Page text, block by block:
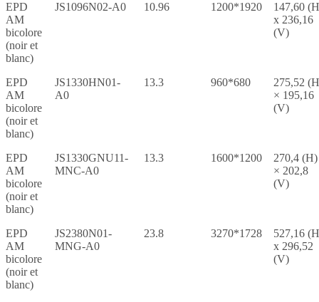
EPD
AM
bicolore
(noir et
blanc)
JS1096N02-A0 10.96 1200*1920
147,60
x 236,16
(V)
EPD
AM
bicolore
(noir et
blanc)
JS1330HN01-
A0
13.3 960*680
275,52
× 195,16
(V)
EPD
AM
bicolore
(noir et
blanc)
JS1330GNU11-
MNC-A0
13.3 1600*1200
270,4 (H)
× 202,8
(V)
EPD
AM
bicolore
(noir et
blanc)
JS2380N01-
MNG-A0
23.8 3270*1728
527,16
x 296,52
(V)